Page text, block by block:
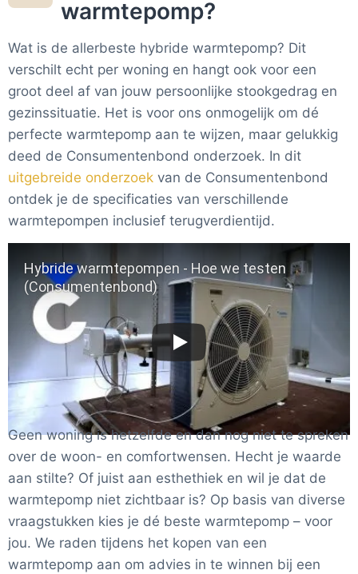
warmtepomp?
Wat is de allerbeste hybride warmtepomp? Dit
verschilt echt per woning en hangt ook voor een
groot deel af van jouw persoonlijke stookgedrag en
gezinssituatie. Het is voor ons onmogelijk om dé
perfecte warmtepomp aan te wijzen, maar gelukkig
deed de Consumentenbond onderzoek. In dit
uitgebreide onderzoek van de Consumentenbond
ontdek je de specificaties van verschillende
warmtepompen inclusief terugverdientijd.
Hybride warmtepompen - Hoe we testen
(Consumentenbond)
Geen woning is hetzelfde en dan nog niet te spreken
over de woon- en comfortwensen. Hecht je waarde
aan stilte? Of juist aan esthethiek en wil je dat de
warmtepomp niet zichtbaar is? Op basis van diverse
vraagstukken kies je dé beste warmtepomp – voor
jou. We raden tijdens het kopen van een
warmtepomp aan om advies in te winnen bij een